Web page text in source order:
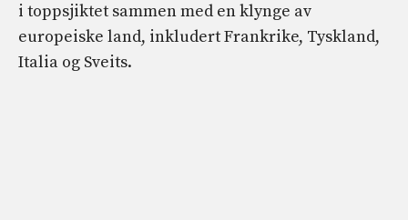
i toppsjiktet sammen med en klynge av
europeiske land, inkludert Frankrike, Tyskland,
Italia og Sveits.